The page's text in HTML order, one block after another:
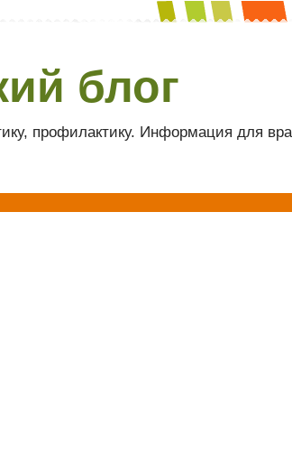
блог
профилактику. Информация для